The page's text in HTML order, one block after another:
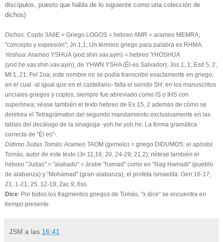
discípulos, puesto que habla de lo siguiente como una colección de
dichos)
Dichos: Copto 3A8E = Griego LOGOS = hebreo AMR = arameo MEMRA;
"concepto y expresión"; Jn 1,1; Un término griego para palabra es RHMA.
Yeshua: Arameo YSHUA (yod.shin.vav.ayin) = hebreo YHOSHUA
(yod.he.vav.shin.vav.ayin); de YHWN YSHA (Él-es Salvador); Jos 1, 1; Esd 5, 2;
Mt 1, 21; Fel 2oa; este nombre no se podía transcribir exactamente en griego,
en el cual -al igual que en el castellano- falta el sonido SH; en los manuscritos
unciales griegos y coptos, siempre fue abreviado como IS o IHS con
superlinea; véase también el texto hebreo de Ex 15, 2 además de cómo se
deletrea el Tetragrámaton del segundo mandamiento exclusivamente en las
tablas del decálogo de la sinagoga -yoh.he.yoh.he. La forma gramática
correcta de "Él es"-.
Dídimo Judas Tomás: Arameo TAOM (gemelo) = griego DIDUMOS; el apóstol
Tomás, autor de este texto (Jn 11,16; 20, 24-29; 21,2); nótese también el
hebreo "Judas" = "alabado" = árabe "hamad" como en "Nag Hamadi" (pueblo
de alabanza) y "Mohámad" (gran-alabanza), el profeta ismaelita: Gen 16-17;
21, 1-21; 25, 12-18; Zac 9, 6ss.
Dice: Por todos los fragmentos griegos de Tomás, "x dice" se encuentra en
tiempo presente.
JSM a las 16:41